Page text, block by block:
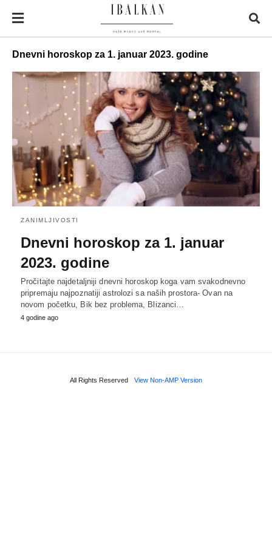
Dnevni horoskop za 1. januar 2023. godine
ZANIMLJIVOSTI
Dnevni horoskop za 1. januar
2023. godine
Pročitajte najdetaljniji dnevni horoskop koga vam svakodnevno
pripremaju najpoznatiji astrolozi sa naših prostora- Ovan na
novom početku, Bik bez problema, Blizanci…
4 godine ago
All Rights Reserved View Non-AMP Version